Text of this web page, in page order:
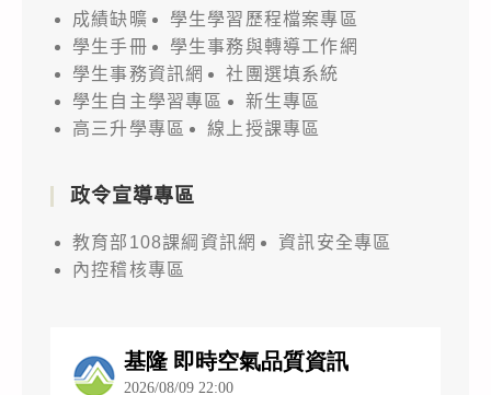
成績缺曠
學生學習歷程檔案專區
學生手冊
學生事務與轉導工作網
學生事務資訊網
社團選填系統
學生自主學習專區
新生專區
高三升學專區
線上授課專區
政令宣導專區
教育部108課綱資訊網
資訊安全專區
內控稽核專區